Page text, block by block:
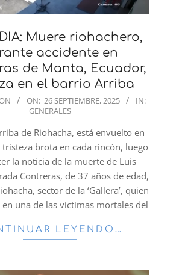
Muere riohachero,
accidente en
de Manta, Ecuador,
en el barrio Arriba
ON: 26 SEPTIEMBRE, 2025
IN:
GENERALES
de Riohacha, está envuelto en
brota en cada rincón, luego
la noticia de la muerte de Luis
Contreras, de 37 años de edad,
sector de la ‘Gallera’, quien
una de las víctimas mortales del
LEYENDO…